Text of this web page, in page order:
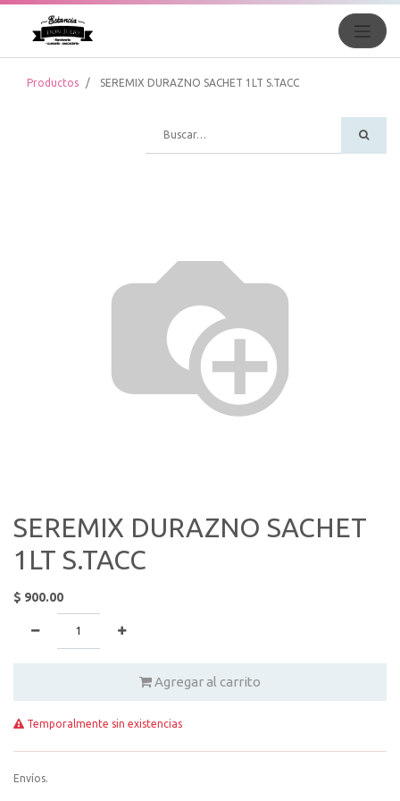
Productos SEREMIX DURAZNO SACHET 1LT S.TACC
SEREMIX DURAZNO SACHET
1LT S.TACC
$ 900.00
Agregar al carrito
Temporalmente sin existencias
Envíos.